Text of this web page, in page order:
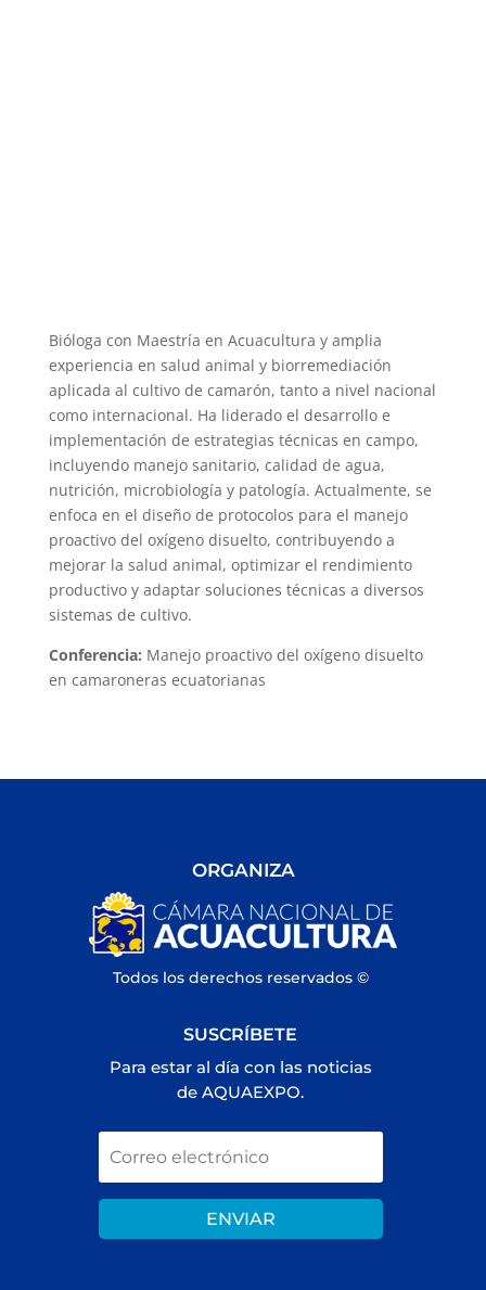
Bióloga con Maestría en Acuacultura y amplia
experiencia en salud animal y biorremediación
aplicada al cultivo de camarón, tanto a nivel nacional
como internacional. Ha liderado el desarrollo e
implementación de estrategias técnicas en campo,
incluyendo manejo sanitario, calidad de agua,
nutrición, microbiología y patología. Actualmente, se
enfoca en el diseño de protocolos para el manejo
proactivo del oxígeno disuelto, contribuyendo a
mejorar la salud animal, optimizar el rendimiento
productivo y adaptar soluciones técnicas a diversos
sistemas de cultivo.
Conferencia: Manejo proactivo del oxígeno disuelto
en camaroneras ecuatorianas
ORGANIZA
Todos los derechos reservados ©
SUSCRÍBETE
Para estar al día con las noticias
de AQUAEXPO.
ENVIAR